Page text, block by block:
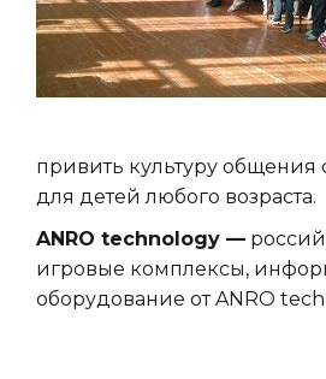
привить культуру общения
для детей любого возраста.
ANRO technology —
игровые комплексы,
оборудование от ANRO